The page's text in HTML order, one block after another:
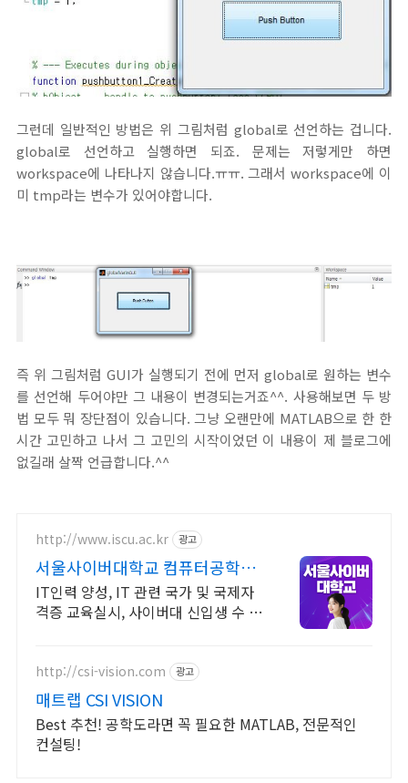
그런데 일반적인 방법은 위 그림처럼 global로 선언하는 겁니다.
global로 선언하고 실행하면 되죠. 문제는 저렇게만 하면
workspace에 나타나지 않습니다.ㅠㅠ. 그래서 workspace에 이
미 tmp라는 변수가 있어야합니다.
즉 위 그림처럼 GUI가 실행되기 전에 먼저 global로 원하는 변수
를 선언해 두어야만 그 내용이 변경되는거죠^^. 사용해보면 두 방
법 모두 뭐 장단점이 있습니다. 그냥 오랜만에 MATLAB으로 한 한
시간 고민하고 나서 그 고민의 시작이었던 이 내용이 제 블로그에
없길래 살짝 언급합니다.^^
http://www.iscu.ac.kr 광고
서울사이버대학교 컴퓨터공학과
2026 가을학기 신편입생
IT인력 양성, IT 관련 국가 및 국제자
격증 교육실시, 사이버대 신입생 수 1
http://csi-vision.com 광고
매트랩 CSI VISION
Best 추천! 공학도라면 꼭 필요한 MATLAB, 전문적인
컨설팅!